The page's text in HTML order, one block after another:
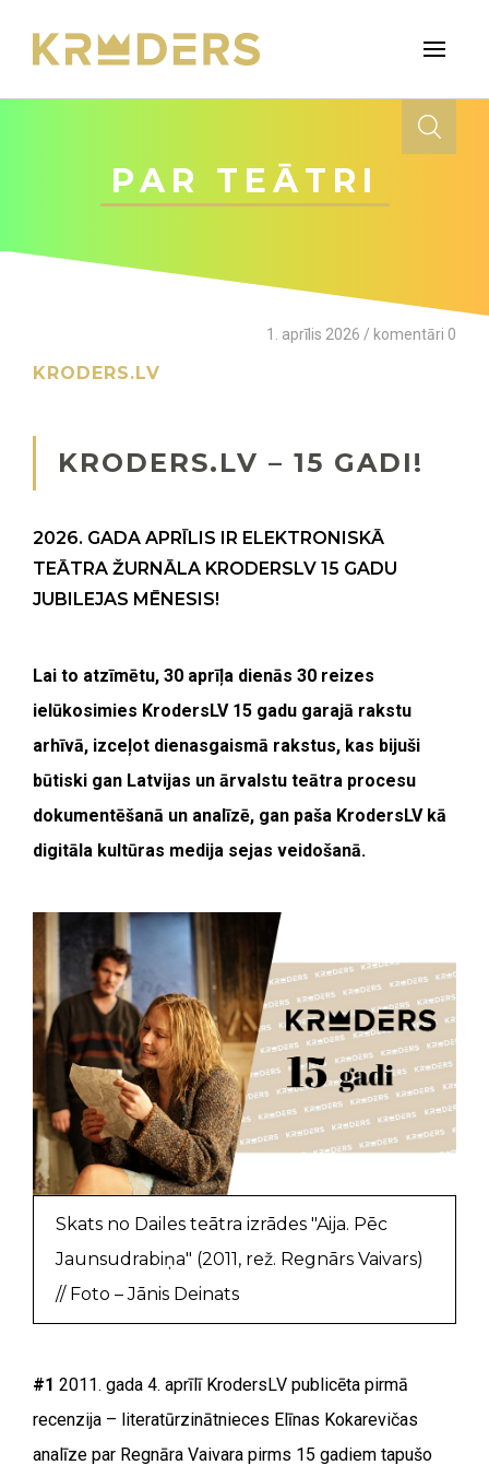
PAR TEĀTRI
1. aprīlis 2026 / komentāri 0
KRODERS.LV
KRODERS.LV – 15 GADI!
2026. GADA APRĪLIS IR ELEKTRONISKĀ
TEĀTRA ŽURNĀLA KRODERSLV 15 GADU
JUBILEJAS MĒNESIS!
Lai to atzīmētu, 30 aprīļa dienās 30 reizes
ielūkosimies KrodersLV 15 gadu garajā rakstu
arhīvā, izceļot dienasgaismā rakstus, kas bijuši
būtiski gan Latvijas un ārvalstu teātra procesu
dokumentēšanā un analīzē, gan paša KrodersLV kā
digitāla kultūras medija sejas veidošanā.
Skats no Dailes teātra izrādes "Aija. Pēc
Jaunsudrabiņa" (2011, rež. Regnārs Vaivars)
// Foto – Jānis Deinats
#1 2011. gada 4. aprīlī KrodersLV publicēta pirmā
recenzija – literatūrzinātnieces Elīnas Kokarevičas
analīze par Regnāra Vaivara pirms 15 gadiem tapušo